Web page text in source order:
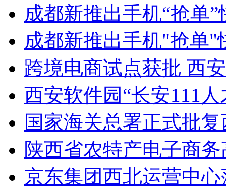
成都新推出手机“抢单
成都新推出手机"抢单"
跨境电商试点获批 西
西安软件园“长安111
国家海关总署正式批
陕西省农特产电子商
京东集团西北运营中